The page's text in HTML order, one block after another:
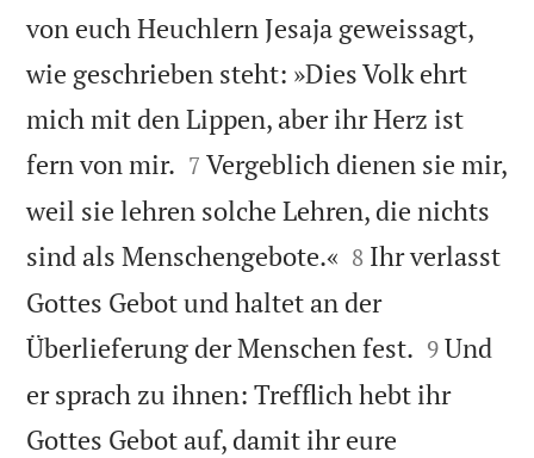
von euch Heuchlern Jesaja geweissagt,
wie geschrieben steht: »Dies Volk ehrt
mich mit den Lippen, aber ihr Herz ist
fern von mir. 

7 Vergeblich dienen sie mir,
weil sie lehren solche Lehren, die nichts
sind als Menschengebote.« 

8 Ihr verlasst
Gottes Gebot und haltet an der
Überlieferung der Menschen fest. 

9 Und
er sprach zu ihnen: Trefflich hebt ihr
Gottes Gebot auf, damit ihr eure